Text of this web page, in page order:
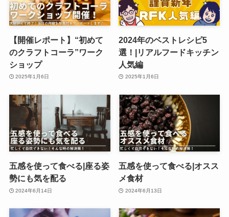
【開催レポート】“初めて
のクラフトコーラ”ワーク
ショップ
2025年1月6日
2024年のベストレシピ5
選！|リアルフードキッチン
人気編
2025年1月6日
五感を使って食べる|座る姿
勢にも気を配る
2024年6月14日
五感を使って食べる|オスス
メ食材
2024年6月13日